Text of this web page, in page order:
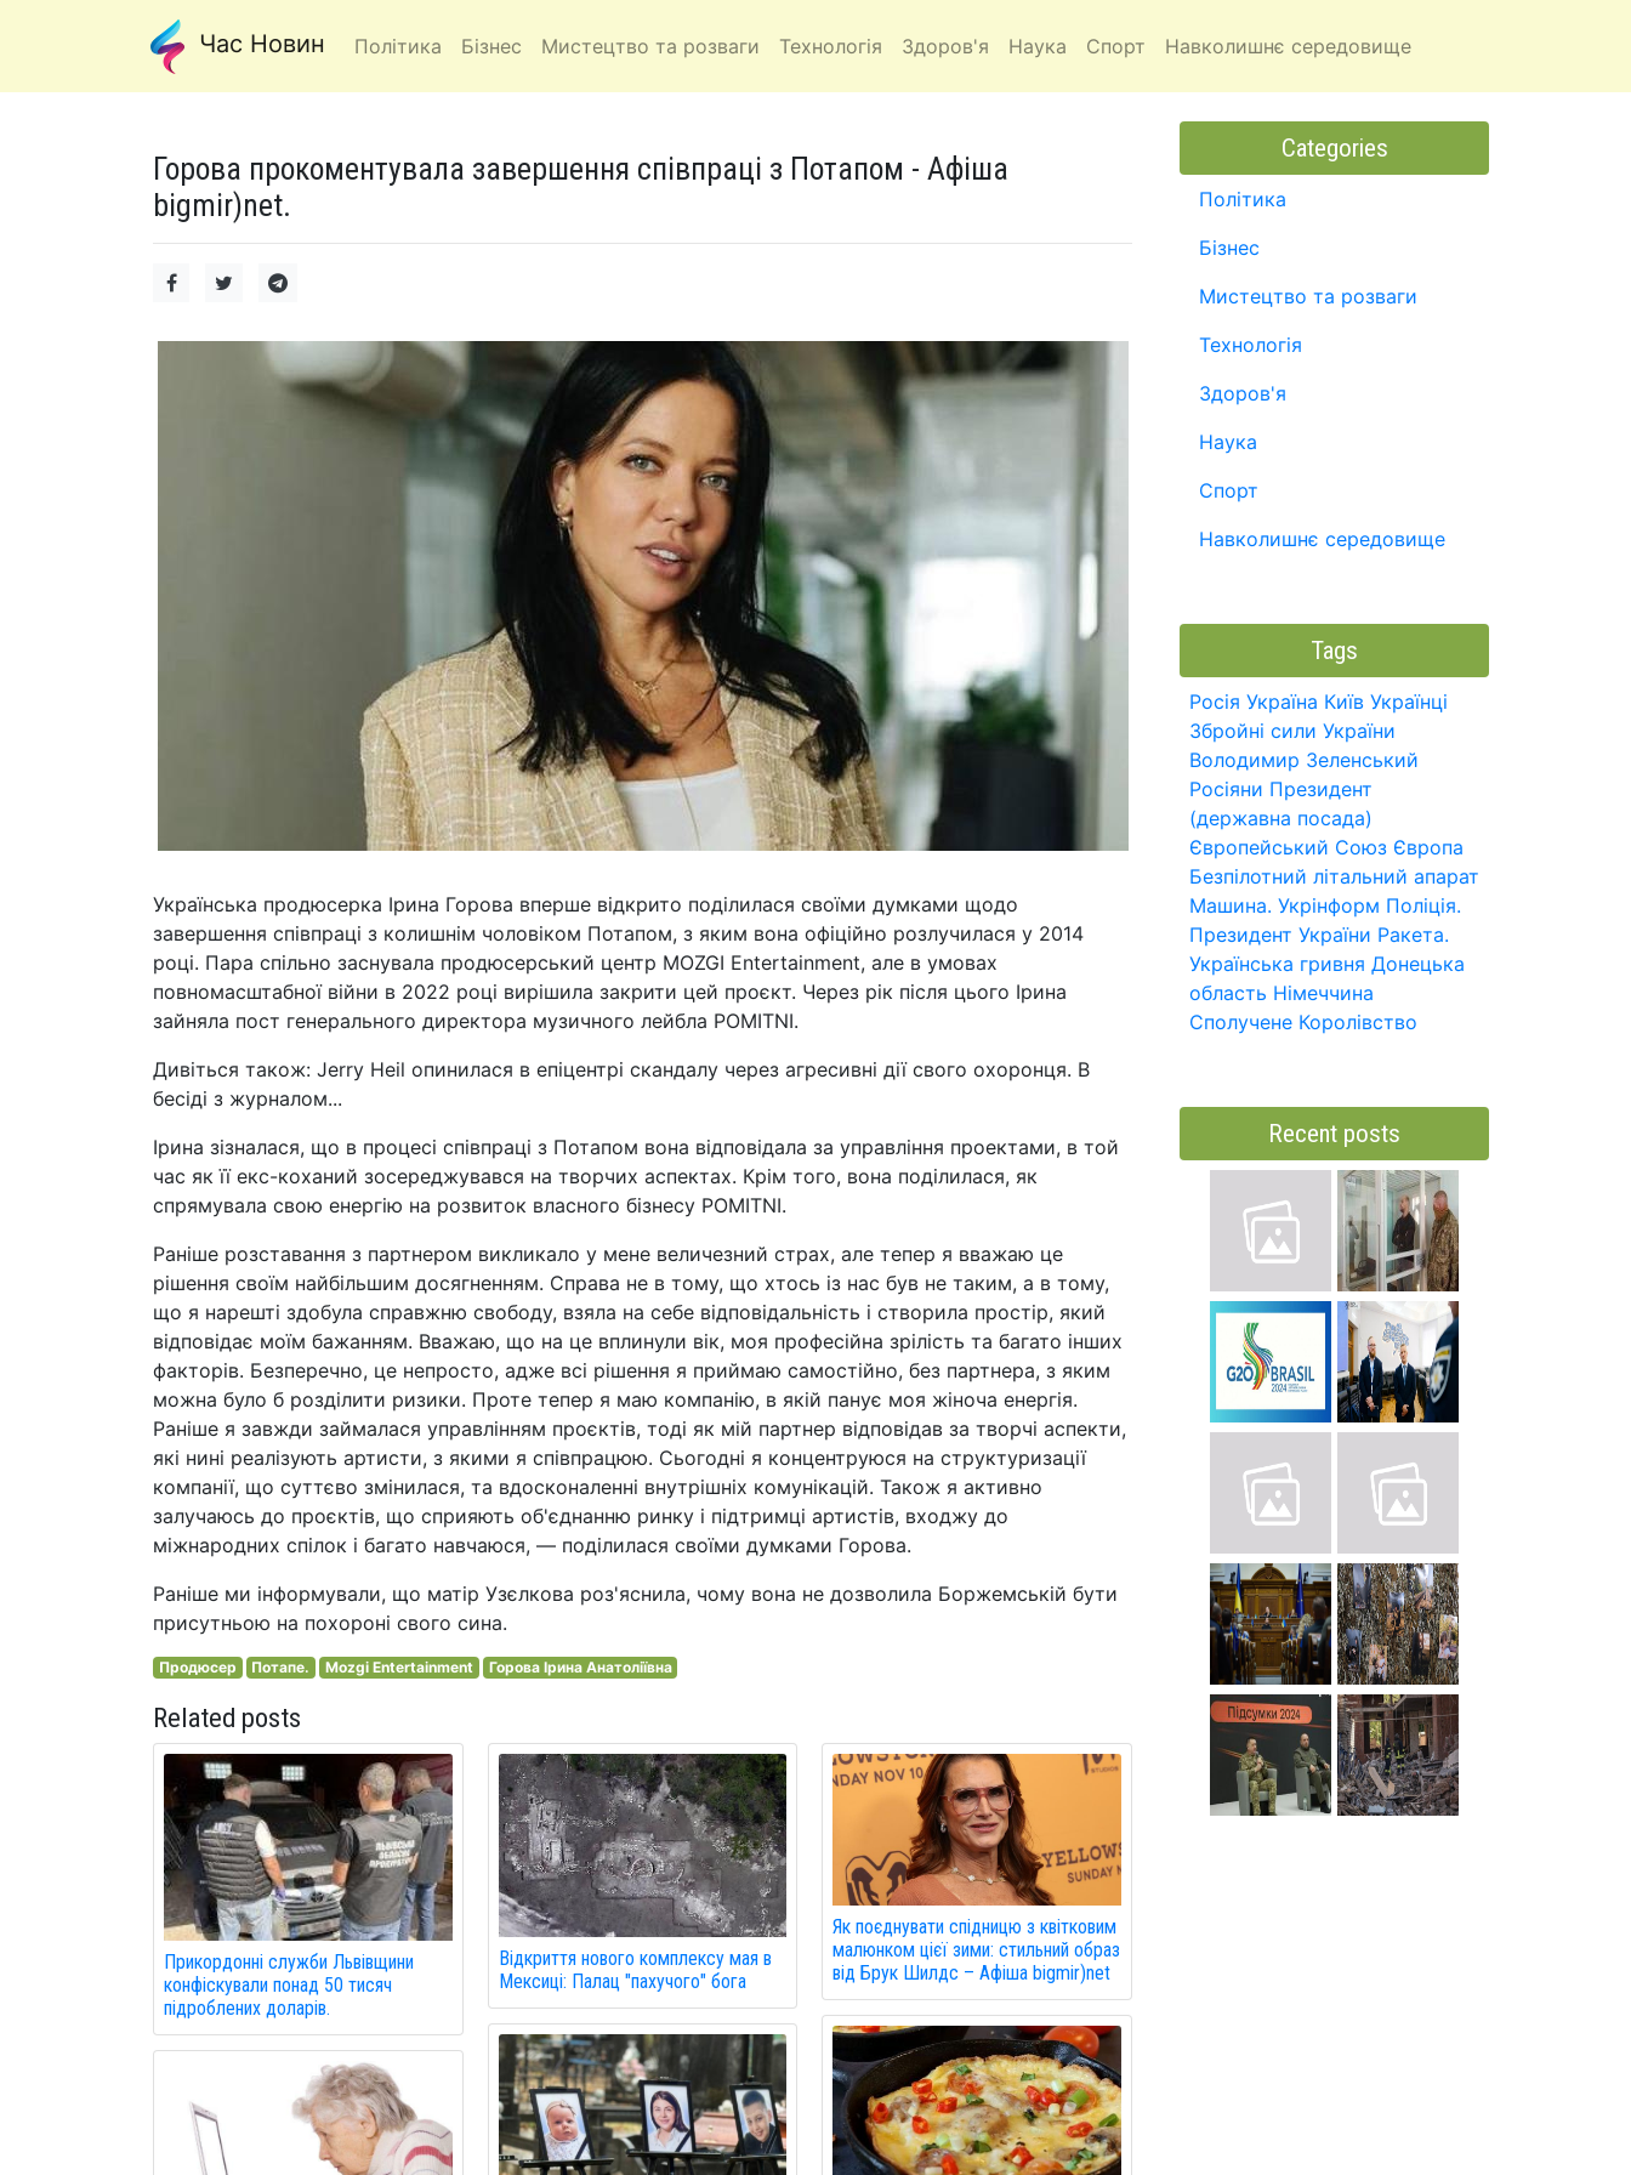
Час Новин Політика Бізнес Мистецтво та розваги Технологія Здоров'я Наука Спорт Навколишнє середовище
Горова прокоментувала завершення співпраці з Потапом - Афіша
bigmir)net.
Українська продюсерка Ірина Горова вперше відкрито поділилася своїми думками щодо
завершення співпраці з колишнім чоловіком Потапом, з яким вона офіційно розлучилася у 2014
році. Пара спільно заснувала продюсерський центр MOZGI Entertainment, але в умовах
повномасштабної війни в 2022 році вирішила закрити цей проєкт. Через рік після цього Ірина
зайняла пост генерального директора музичного лейбла POMITNI.
Дивіться також: Jerry Heil опинилася в епіцентрі скандалу через агресивні дії свого охоронця. В
бесіді з журналом...
Ірина зізналася, що в процесі співпраці з Потапом вона відповідала за управління проектами, в той
час як її екс-коханий зосереджувався на творчих аспектах. Крім того, вона поділилася, як
спрямувала свою енергію на розвиток власного бізнесу POMITNI.
Раніше розставання з партнером викликало у мене величезний страх, але тепер я вважаю це
рішення своїм найбільшим досягненням. Справа не в тому, що хтось із нас був не таким, а в тому,
що я нарешті здобула справжню свободу, взяла на себе відповідальність і створила простір, який
відповідає моїм бажанням. Вважаю, що на це вплинули вік, моя професійна зрілість та багато інших
факторів. Безперечно, це непросто, адже всі рішення я приймаю самостійно, без партнера, з яким
можна було б розділити ризики. Проте тепер я маю компанію, в якій панує моя жіноча енергія.
Раніше я завжди займалася управлінням проєктів, тоді як мій партнер відповідав за творчі аспекти,
які нині реалізують артисти, з якими я співпрацюю. Сьогодні я концентруюся на структуризації
компанії, що суттєво змінилася, та вдосконаленні внутрішніх комунікацій. Також я активно
залучаюсь до проєктів, що сприяють об'єднанню ринку і підтримці артистів, входжу до
міжнародних спілок і багато навчаюся, — поділилася своїми думками Горова.
Раніше ми інформували, що матір Узєлкова роз'яснила, чому вона не дозволила Боржемській бути
присутньою на похороні свого сина.
Продюсер Потапе. Mozgi Entertainment Горова Ірина Анатоліївна
Related posts
Прикордонні служби Львівщини
конфіскували понад 50 тисяч
підроблених доларів.
Відкриття нового комплексу мая в
Мексиці: Палац "пахучого" бога
Як поєднувати спідницю з квітковим
малюнком цієї зими: стильний образ
від Брук Шилдс – Афіша bigmir)net
Categories
Політика
Бізнес
Мистецтво та розваги
Технологія
Здоров'я
Наука
Спорт
Навколишнє середовище
Tags
Росія Україна Київ Українці
Збройні сили України
Володимир Зеленський
Росіяни Президент
(державна посада)
Європейський Союз Європа
Безпілотний літальний апарат
Машина. Укрінформ Поліція.
Президент України Ракета.
Українська гривня Донецька
область Німеччина
Сполучене Королівство
Recent posts